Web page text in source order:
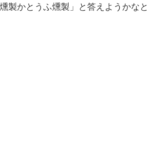
製かとうふ燻製」と答えようかなと